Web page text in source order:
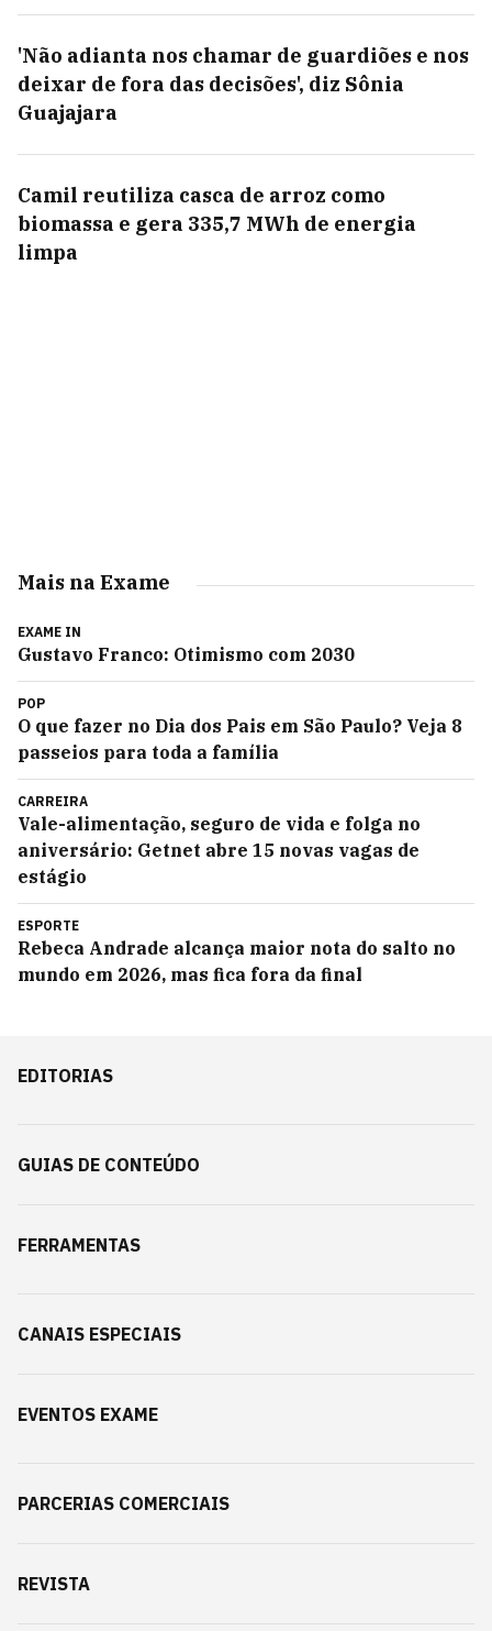
'Não adianta nos chamar de guardiões e nos
deixar de fora das decisões', diz Sônia
Guajajara
Camil reutiliza casca de arroz como
biomassa e gera 335,7 MWh de energia
limpa
Mais na Exame
EXAME IN
Gustavo Franco: Otimismo com 2030
POP
O que fazer no Dia dos Pais em São Paulo? Veja 8
passeios para toda a família
CARREIRA
Vale-alimentação, seguro de vida e folga no
aniversário: Getnet abre 15 novas vagas de
estágio
ESPORTE
Rebeca Andrade alcança maior nota do salto no
mundo em 2026, mas fica fora da final
EDITORIAS
GUIAS DE CONTEÚDO
FERRAMENTAS
CANAIS ESPECIAIS
EVENTOS EXAME
PARCERIAS COMERCIAIS
REVISTA